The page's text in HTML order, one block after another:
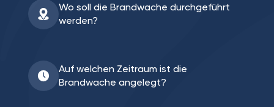
Wo soll die Brandwache durchgeführt
werden?
Auf welchen Zeitraum ist die
Brandwache angelegt?